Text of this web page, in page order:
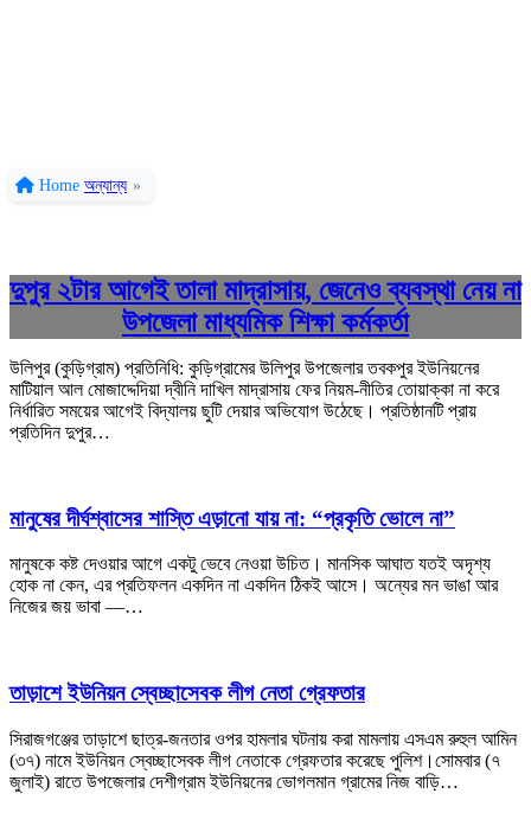
Home অন্যান্য »
দুপুর ২টার আগেই তালা মাদ্রাসায়, জেনেও ব্যবস্থা নেয় না
উপজেলা মাধ্যমিক শিক্ষা কর্মকর্তা
উলিপুর (কুড়িগ্রাম) প্রতিনিধি: কুড়িগ্রামের উলিপুর উপজেলার তবকপুর ইউনিয়নের
মাটিয়াল আল মোজাদ্দেদিয়া দ্বীনি দাখিল মাদ্রাসায় ফের নিয়ম-নীতির তোয়াক্কা না করে
নির্ধারিত সময়ের আগেই বিদ্যালয় ছুটি দেয়ার অভিযোগ উঠেছে। প্রতিষ্ঠানটি প্রায়
প্রতিদিন দুপুর…
মানুষের দীর্ঘশ্বাসের শাস্তি এড়ানো যায় না: “প্রকৃতি ভোলে না”
মানুষকে কষ্ট দেওয়ার আগে একটু ভেবে নেওয়া উচিত। মানসিক আঘাত যতই অদৃশ্য
হোক না কেন, এর প্রতিফলন একদিন না একদিন ঠিকই আসে। অন্যের মন ভাঙা আর
নিজের জয় ভাবা —…
তাড়াশে ইউনিয়ন স্বেচ্ছাসেবক লীগ নেতা গ্রেফতার
সিরাজগঞ্জের তাড়াশে ছাত্র-জনতার ওপর হামলার ঘটনায় করা মামলায় এসএম রুহুল আমিন
(৩৭) নামে ইউনিয়ন স্বেচ্ছাসেবক লীগ নেতাকে গ্রেফতার করেছে পুলিশ।সোমবার (৭
জুলাই) রাতে উপজেলার দেশীগ্রাম ইউনিয়নের ভোগলমান গ্রামের নিজ বাড়ি…